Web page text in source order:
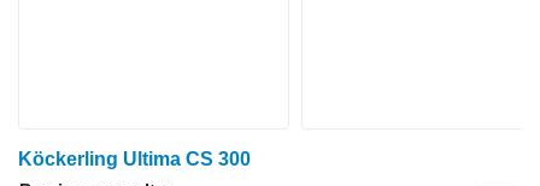
Köckerling Ultima CS 300